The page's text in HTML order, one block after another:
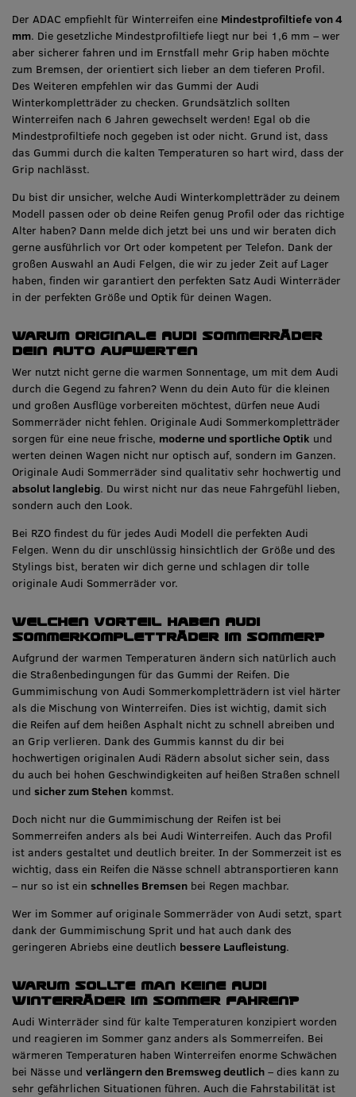
Der ADAC empfiehlt für Winterreifen eine Mindestprofiltiefe von 4
mm. Die gesetzliche Mindestprofiltiefe liegt nur bei 1,6 mm – wer
aber sicherer fahren und im Ernstfall mehr Grip haben möchte
zum Bremsen, der orientiert sich lieber an dem tieferen Profil.
Des Weiteren empfehlen wir das Gummi der Audi
Winterkompletträder zu checken. Grundsätzlich sollten
Winterreifen nach 6 Jahren gewechselt werden! Egal ob die
Mindestprofiltiefe noch gegeben ist oder nicht. Grund ist, dass
das Gummi durch die kalten Temperaturen so hart wird, dass der
Grip nachlässt.
Du bist dir unsicher, welche Audi Winterkompletträder zu deinem
Modell passen oder ob deine Reifen genug Profil oder das richtige
Alter haben? Dann melde dich jetzt bei uns und wir beraten dich
gerne ausführlich vor Ort oder kompetent per Telefon. Dank der
großen Auswahl an Audi Felgen, die wir zu jeder Zeit auf Lager
haben, finden wir garantiert den perfekten Satz Audi Winterräder
in der perfekten Größe und Optik für deinen Wagen.
Warum originale Audi Sommerräder
dein Auto aufwerten
Wer nutzt nicht gerne die warmen Sonnentage, um mit dem Audi
durch die Gegend zu fahren? Wenn du dein Auto für die kleinen
und großen Ausflüge vorbereiten möchtest, dürfen neue Audi
Sommerräder nicht fehlen. Originale Audi Sommerkompletträder
sorgen für eine neue frische, moderne und sportliche Optik und
werten deinen Wagen nicht nur optisch auf, sondern im Ganzen.
Originale Audi Sommerräder sind qualitativ sehr hochwertig und
absolut langlebig. Du wirst nicht nur das neue Fahrgefühl lieben,
sondern auch den Look.
Bei RZO findest du für jedes Audi Modell die perfekten Audi
Felgen. Wenn du dir unschlüssig hinsichtlich der Größe und des
Stylings bist, beraten wir dich gerne und schlagen dir tolle
originale Audi Sommerräder vor.
Welchen Vorteil haben Audi
Sommerkompletträder im Sommer?
Aufgrund der warmen Temperaturen ändern sich natürlich auch
die Straßenbedingungen für das Gummi der Reifen. Die
Gummimischung von Audi Sommerkompletträdern ist viel härter
als die Mischung von Winterreifen. Dies ist wichtig, damit sich
die Reifen auf dem heißen Asphalt nicht zu schnell abreiben und
an Grip verlieren. Dank des Gummis kannst du dir bei
hochwertigen originalen Audi Rädern absolut sicher sein, dass
du auch bei hohen Geschwindigkeiten auf heißen Straßen schnell
und sicher zum Stehen kommst.
Doch nicht nur die Gummimischung der Reifen ist bei
Sommerreifen anders als bei Audi Winterreifen. Auch das Profil
ist anders gestaltet und deutlich breiter. In der Sommerzeit ist es
wichtig, dass ein Reifen die Nässe schnell abtransportieren kann
– nur so ist ein schnelles Bremsen bei Regen machbar.
Wer im Sommer auf originale Sommerräder von Audi setzt, spart
dank der Gummimischung Sprit und hat auch dank des
geringeren Abriebs eine deutlich bessere Laufleistung.
Warum sollte man keine Audi
Winterräder im Sommer fahren?
Audi Winterräder sind für kalte Temperaturen konzipiert worden
und reagieren im Sommer ganz anders als Sommerreifen. Bei
wärmeren Temperaturen haben Winterreifen enorme Schwächen
bei Nässe und verlängern den Bremsweg deutlich – dies kann zu
sehr gefährlichen Situationen führen. Auch die Fahrstabilität ist